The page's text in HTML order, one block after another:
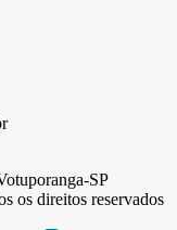
SP
os direitos reservados